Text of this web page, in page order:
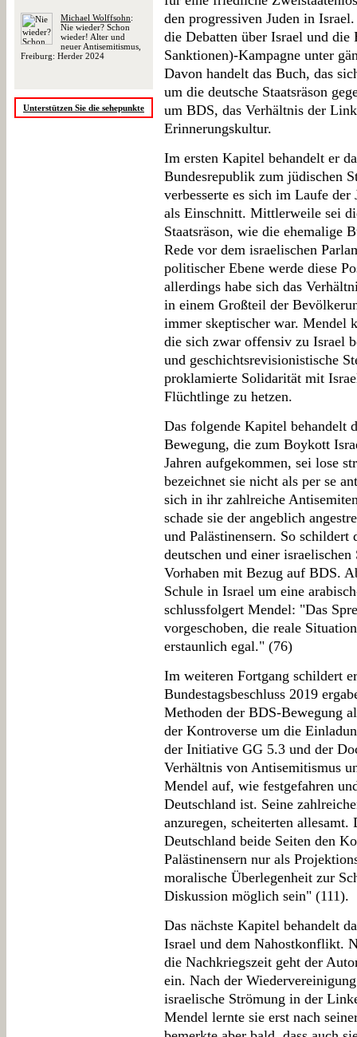
Michael Wolffsohn:
Nie wieder? Schon
wieder! Alter und
neuer Antisemitismus,
Freiburg: Herder 2024
Unterstützen Sie die sehepunkte
den progressiven Juden in
die Debatten über Israel und
Sanktionen)-Kampagne unter
Davon handelt das Buch, das
um die deutsche Staatsräson
um BDS, das Verhältnis der
Erinnerungskultur.
Im ersten Kapitel behandelt er
Bundesrepublik zum jüdischen
verbesserte es sich im Laufe
als Einschnitt. Mittlerweile sei
Staatsräson, wie die ehemalige
Rede vor dem israelischen
politischer Ebene werde diese
allerdings habe sich das
in einem Großteil der
immer skeptischer war. Mendel
die sich zwar offensiv zu Israel
und geschichtsrevisionistische
proklamierte Solidarität mit
Flüchtlinge zu hetzen.
Das folgende Kapitel behandelt
Bewegung, die zum Boykott
Jahren aufgekommen, sei lose
bezeichnet sie nicht als per se
sich in ihr zahlreiche
schade sie der angeblich
und Palästinensern. So
deutschen und einer
Vorhaben mit Bezug auf BDS.
Schule in Israel um eine
schlussfolgert Mendel: "Das
vorgeschoben, die reale
erstaunlich egal." (76)
Im weiteren Fortgang schildert
Bundestagsbeschluss 2019
Methoden der BDS-Bewegung
der Kontroverse um die
der Initiative GG 5.3 und der
Verhältnis von Antisemitismus
Mendel auf, wie festgefahren
Deutschland ist. Seine
anzuregen, scheiterten
Deutschland beide Seiten den
Palästinensern nur als
moralische Überlegenheit zur
Diskussion möglich sein" (111).
Das nächste Kapitel behandelt
Israel und dem Nahostkonflikt.
die Nachkriegszeit geht der
ein. Nach der
israelische Strömung in der
Mendel lernte sie erst nach